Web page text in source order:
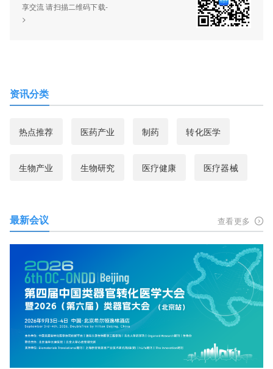
享交流 请扫描二维码下载-
>
资讯分类
热点推荐 医药产业 制药 转化医学
生物产业 生物研究 医疗健康 医疗器械
最新会议 查看更多